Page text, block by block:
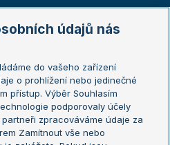
Australian Open
French Open
Wimbledon
US Open
údajů nás
do vašeho zařízení
o prohlížení nebo jedinečné
přístup. Výběr Souhlasím
podporovaly účely
zpracováváme údaje za
Zamítnout vše nebo